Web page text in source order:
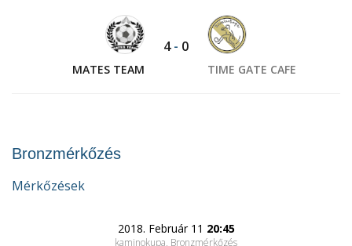
MATES TEAM
4- 0
TIME GATE CAFE
Bronzmérkőzés
Mérkőzések
2018. Február 11 20:45
kaminokupa, Bronzmérkőzés